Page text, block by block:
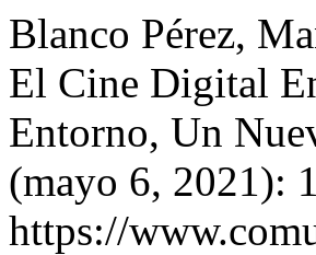
Blanco Pérez,
El Cine Digital
Entorno, Un
(mayo 6, 2021):
https://